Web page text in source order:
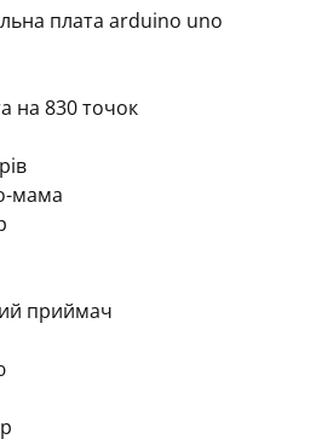
плата arduino uno
на 830 точок
мама
приймач